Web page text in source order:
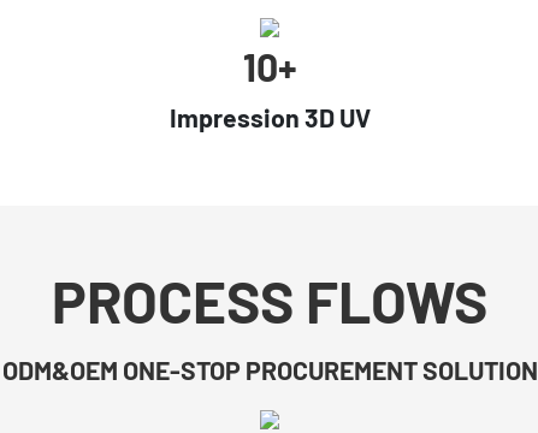
10+
Impression 3D UV
PROCESS FLOWS
ODM&OEM ONE-STOP PROCUREMENT SOLUTION